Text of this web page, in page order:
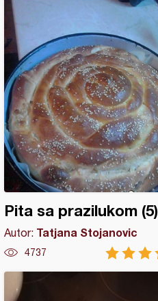
Pita sa prazilukom (5)
Autor: Tatjana Stojanovic
4737